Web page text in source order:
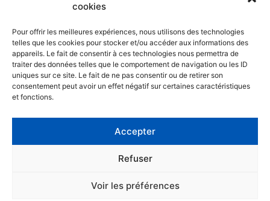
cookies
Pour offrir les meilleures expériences, nous utilisons des technologies
telles que les cookies pour stocker et/ou accéder aux informations des
appareils. Le fait de consentir à ces technologies nous permettra de
traiter des données telles que le comportement de navigation ou les ID
uniques sur ce site. Le fait de ne pas consentir ou de retirer son
consentement peut avoir un effet négatif sur certaines caractéristiques
et fonctions.
Accepter
Refuser
Voir les préférences
Mentions légales
Politique de confidentialité